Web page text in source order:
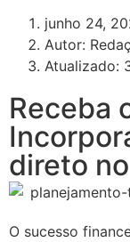
junho 24,
Autor:
Atualizado:
Receba
direto
O sucesso